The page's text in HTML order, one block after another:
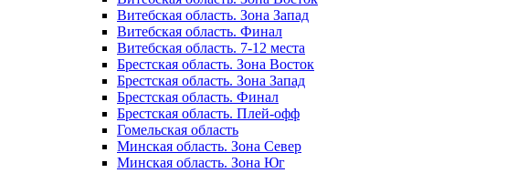
Витебская область. Зона Запад
Витебская область. Финал
Витебская область. 7-12 места
Брестская область. Зона Восток
Брестская область. Зона Запад
Брестская область. Финал
Брестская область. Плей-офф
Гомельская область
Минская область. Зона Север
Минская область. Зона Юг